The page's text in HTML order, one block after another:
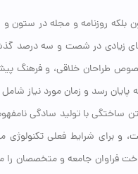
بلکه روزنامه و مجله در ستون و
زیادی در شصت و سه درصد
طراحان خلاقی، و فرهنگ
رسد و زمان مورد نیاز
ساختگی با تولید سادگی
برای شرایط فعلی تکنولوژی
فراوان جامعه و متخصصان را